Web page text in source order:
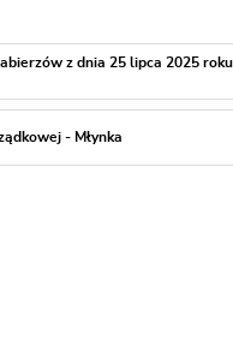
z dnia 25 lipca 2025
- Młynka